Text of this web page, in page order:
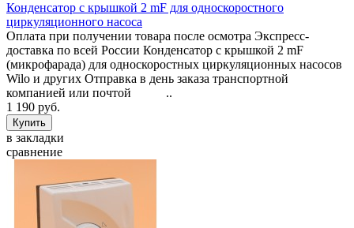
Конденсатор с крышкой 2 mF для односкоростного
циркуляционного насоса
Оплата при получении товара после осмотра Экспресс-
доставка по всей России Конденсатор с крышкой 2 mF
(микрофарада) для односкоростных циркуляционных насосов
Wilo и других Отправка в день заказа транспортной
компанией или почтой ..
1 190 руб.
в закладки
сравнение